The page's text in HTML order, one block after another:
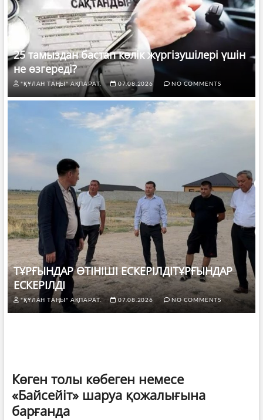
25 тамыздан бастап көлік жүргізушілері үшін
не өзгереді?
"ҚҰЛАН ТАҢЫ" АҚПАРАТ. 07.08.2026 NO COMMENTS
ТҰРҒЫНДАР ӨТІНІШІ ЕСКЕРІЛДІТҰРҒЫНДАР
ЕСКЕРІЛДІ
"ҚҰЛАН ТАҢЫ" АҚПАРАТ. 07.08.2026 NO COMMENTS
Көген толы көбеген немесе
«Байсейіт» шаруа қожалығына
барғанда